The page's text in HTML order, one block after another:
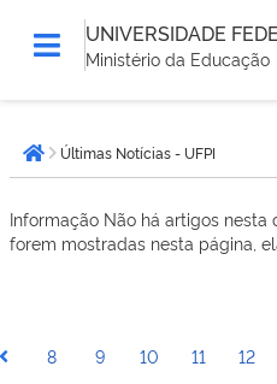
UNIVERSIDADE
Ministério da Educação
está
aqui:Página inicial
Últimas Notícias - UFPI
Informação Não há artigos nesta
forem mostradas nesta página,
8 9 10 11 12